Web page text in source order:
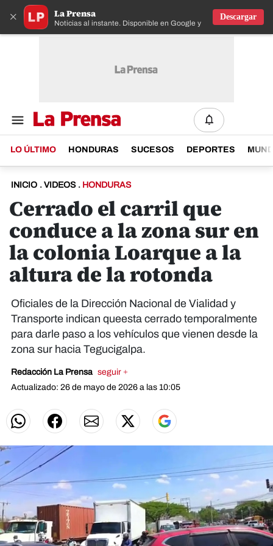
× La Prensa
Noticias al instante. Disponible en Google y IOS
Descargar
LO ÚLTIMO HONDURAS SUCESOS DEPORTES
INICIO . VIDEOS . HONDURAS
Cerrado el carril que
conduce a la zona sur en
la colonia Loarque a la
altura de la rotonda
Oficiales de la Dirección Nacional de Vialidad y
Transporte indican queesta cerrado temporalmente
para darle paso a los vehículos que vienen desde la
zona sur hacia Tegucigalpa.
Redacción La Prensa seguir +
Actualizado: 26 de mayo de 2026 a las 10:05